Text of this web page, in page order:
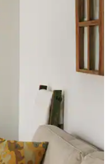
Ergebnisse durch Berühren